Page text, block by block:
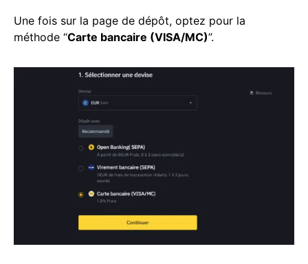
Une fois sur la page de dépôt, optez pour la
méthode “Carte bancaire (VISA/MC)”.